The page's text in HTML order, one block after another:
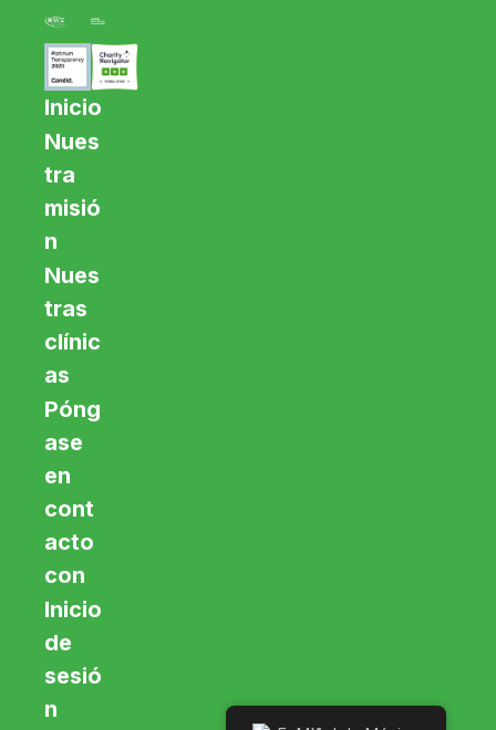
Inicio
Nues
tra
misió
n
Nues
tras
clínic
as
Póng
ase
en
cont
acto
con
Inicio
de
sesió
n